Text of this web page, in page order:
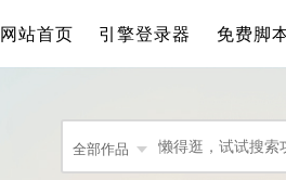
网站首页 引擎登录器 免费脚
全部作品